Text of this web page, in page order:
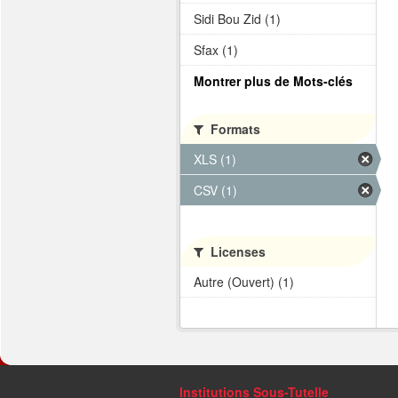
Sidi Bou Zid (1)
Sfax (1)
Montrer plus de Mots-clés
Formats
XLS (1)
CSV (1)
Licenses
Autre (Ouvert) (1)
Institutions Sous-Tutelle